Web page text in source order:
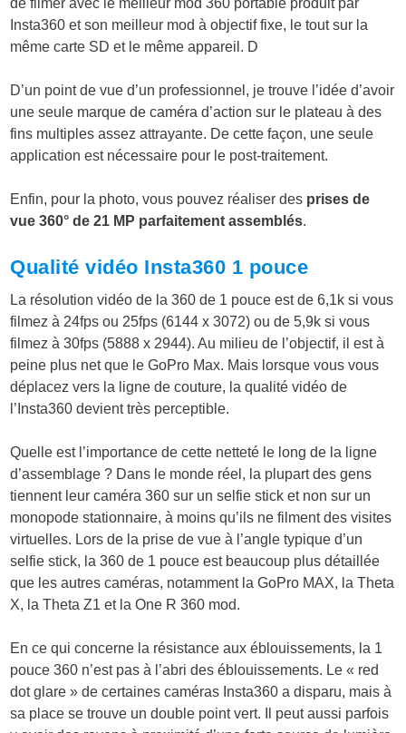
Insta360 et son meilleur mod à objectif fixe, le tout sur la
même carte SD et le même appareil. D
D’un point de vue d’un professionnel, je trouve l’idée d’avoir
une seule marque de caméra d’action sur le plateau à des
fins multiples assez attrayante. De cette façon, une seule
application est nécessaire pour le post-traitement.
Enfin, pour la photo, vous pouvez réaliser des prises de
vue 360° de 21 MP parfaitement assemblés.
Qualité vidéo Insta360 1 pouce
La résolution vidéo de la 360 de 1 pouce est de 6,1k si vous
filmez à 24fps ou 25fps (6144 x 3072) ou de 5,9k si vous
filmez à 30fps (5888 x 2944). Au milieu de l’objectif, il est à
peine plus net que le GoPro Max. Mais lorsque vous vous
déplacez vers la ligne de couture, la qualité vidéo de
l’Insta360 devient très perceptible.
Quelle est l’importance de cette netteté le long de la ligne
d’assemblage ? Dans le monde réel, la plupart des gens
tiennent leur caméra 360 sur un selfie stick et non sur un
monopode stationnaire, à moins qu’ils ne filment des visites
virtuelles. Lors de la prise de vue à l’angle typique d’un
selfie stick, la 360 de 1 pouce est beaucoup plus détaillée
que les autres caméras, notamment la GoPro MAX, la Theta
X, la Theta Z1 et la One R 360 mod.
En ce qui concerne la résistance aux éblouissements, la 1
pouce 360 n’est pas à l’abri des éblouissements. Le « red
dot glare » de certaines caméras Insta360 a disparu, mais à
sa place se trouve un double point vert. Il peut aussi parfois